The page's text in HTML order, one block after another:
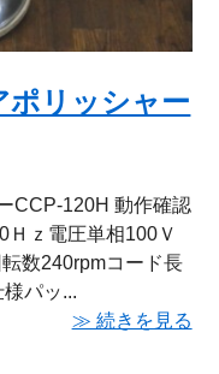
ポリッシャー
CCP-120H 動作確認
Ｈｚ電圧単相100Ｖ
数240rpmコード長
パッ...
≫ 続きを見る